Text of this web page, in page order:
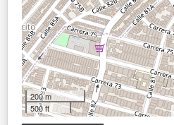
200 m
500 ft